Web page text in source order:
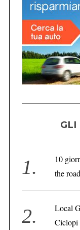
GLI
10
the road
Local
Ciclopi